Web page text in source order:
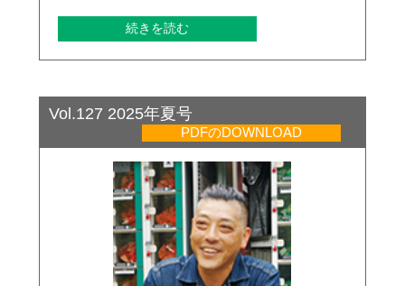
続きを読む
Vol.127 2025年夏号
PDFのDOWNLOAD